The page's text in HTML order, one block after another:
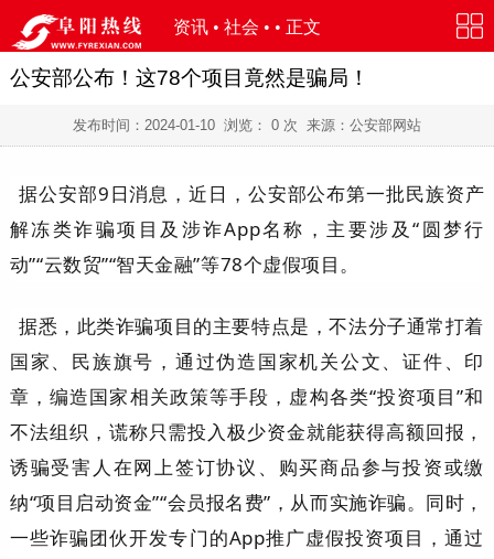
资讯 • 社会 • • 正文
公安部公布！这78个项目竟然是骗局！
发布时间： 2024-01-10 浏览： 0 次 来源：公安部网站
据公安部9日消息，近日，公安部公布第一批民族资产
解冻类诈骗项目及涉诈App名称，主要涉及“圆梦行
动”“云数贸”“智天金融”等78个虚假项目。
据悉，此类诈骗项目的主要特点是，不法分子通常打着
国家、民族旗号，通过伪造国家机关公文、证件、印
章，编造国家相关政策等手段，虚构各类“投资项目”和
不法组织，谎称只需投入极少资金就能获得高额回报，
诱骗受害人在网上签订协议、购买商品参与投资或缴
纳“项目启动资金”“会员报名费”，从而实施诈骗。同时，
一些诈骗团伙开发专门的App推广虚假投资项目，通过